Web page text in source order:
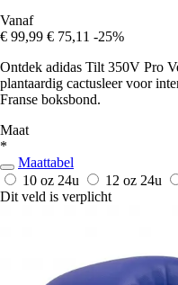
Vanaf
€ 99,99 € 75,11 -25%
Ontdek adidas Tilt 350V Pro
plantaardig cactusleer voor
Franse boksbond.
Maat
*
Maattabel
10 oz 24u 12 oz 24u
Dit veld is verplicht